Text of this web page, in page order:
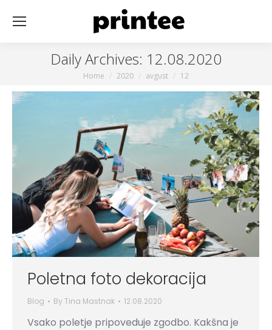
Daily Archives: 12.08.2020
You are here:
Home 2020 avgust 12
Poletna foto dekoracija
Blog ByTina Mastnak 12.08.2020
Vsako poletje pripoveduje zgodbo. Kakšna je